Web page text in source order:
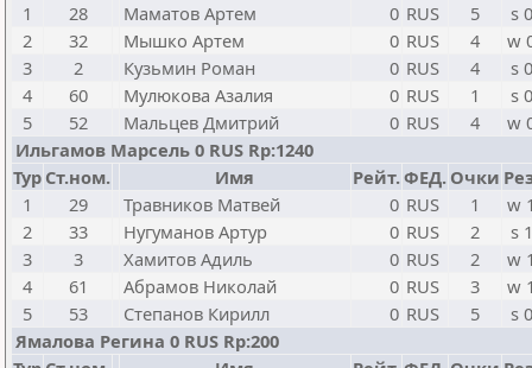
1
28 Маматов Артем 0 RUS 5
s 0
2
32 Мышко Артем 0 RUS 4
w
3
2 Кузьмин Роман 0 RUS 4
s 0
4
60 Мулюкова Азалия 0 RUS 1
s 0
5
52 Мальцев Дмитрий 0 RUS 4
w
Ильгамов Марсель 0 RUS Rp:1240
Тур Ст.ном. Имя Рейт.ФЕД. Очки
1
29 Травников Матвей 0 RUS 1
w
2
33 Нугуманов Артур 0 RUS 2
s 1
3
3 Хамитов Адиль 0 RUS 2
w
4
61 Абрамов Николай 0 RUS 3
w
5
53 Степанов Кирилл 0 RUS 5
s 0
Ямалова Регина 0 RUS Rp:200